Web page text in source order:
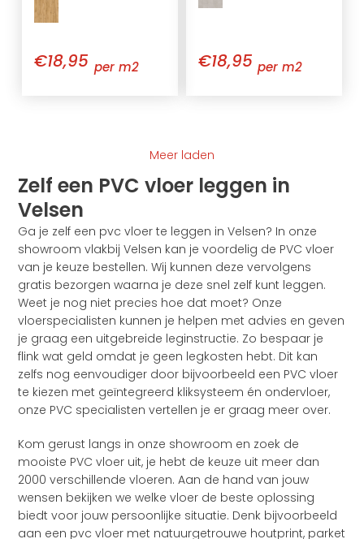
€18,95 per m2 €18,95 per m2
Meer laden
Zelf een PVC vloer leggen in
Velsen
Ga je zelf een pvc vloer te leggen in Velsen? In onze
showroom vlakbij Velsen kan je voordelig de PVC vloer
van je keuze bestellen. Wij kunnen deze vervolgens
gratis bezorgen waarna je deze snel zelf kunt leggen.
Weet je nog niet precies hoe dat moet? Onze
vloerspecialisten kunnen je helpen met advies en geven
je graag een uitgebreide leginstructie. Zo bespaar je
flink wat geld omdat je geen legkosten hebt. Dit kan
zelfs nog eenvoudiger door bijvoorbeeld een PVC vloer
te kiezen met geïntegreerd kliksysteem én ondervloer,
onze PVC specialisten vertellen je er graag meer over.
Kom gerust langs in onze showroom en zoek de
mooiste PVC vloer uit, je hebt de keuze uit meer dan
2000 verschillende vloeren. Aan de hand van jouw
wensen bekijken we welke vloer de beste oplossing
biedt voor jouw persoonlijke situatie. Denk bijvoorbeeld
aan een pvc vloer met natuurgetrouwe houtprint, parket